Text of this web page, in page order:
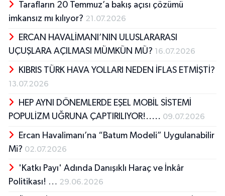
Tarafların 20 Temmuz’a bakış açısı çözümü
imkansız mı kılıyor? 21.07.2026
ERCAN HAVALİMANI’NIN ULUSLARARASI
UÇUŞLARA AÇILMASI MÜMKÜN MÜ?
16.07.2026
KIBRIS TÜRK HAVA YOLLARI NEDEN İFLAS ETMİŞTİ?
13.07.2026
HEP AYNI DÖNEMLERDE EŞEL MOBİL SİSTEMİ
POPULİZM UĞRUNA ÇAPTIRILIYOR!..... 09.07.2026
Ercan Havalimanı’na “Batum Modeli” Uygulanabilir
Mi? 02.07.2026
'Katkı Payı' Adında Danışıklı Haraç ve İnkâr
Politikası! … 29.06.2026